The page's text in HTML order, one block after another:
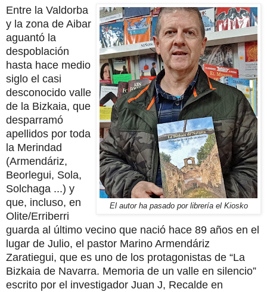
El autor ha pasado por librería el Kiosko
Entre la Valdorba
y la zona de Aibar
aguantó la
despoblación
hasta hace medio
siglo el casi
desconocido valle
de la Bizkaia, que
desparramó
apellidos por toda
la Merindad
(Armendáriz,
Beorlegui, Sola,
Solchaga ...) y
que, incluso, en
Olite/Erriberri
guarda al último vecino que nació hace 89 años en el
lugar de Julio, el pastor Marino Armendáriz
Zaratiegui, que es uno de los protagonistas de “La
Bizkaia de Navarra. Memoria de un valle en silencio”
escrito por el investigador Juan J, Recalde en